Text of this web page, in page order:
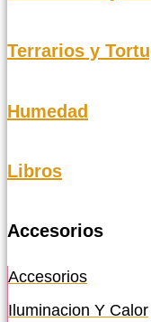
Terrarios y
Humedad
Libros
Accesorios
Accesorios
Iluminacion Y Calor